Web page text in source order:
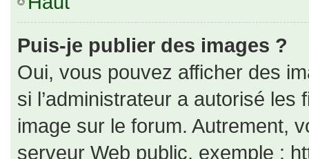
Puis-je publier des images ?
Oui, vous pouvez afficher des
si l’administrateur a autorisé
image sur le forum. Autrement,
serveur Web public, exemple :